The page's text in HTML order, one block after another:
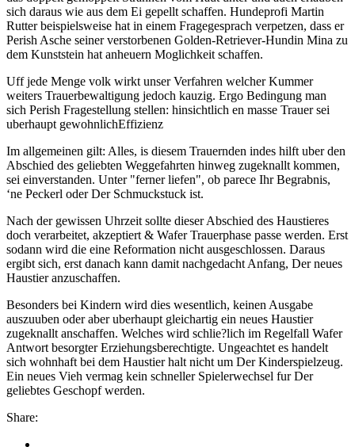
sich daraus wie aus dem Ei gepellt schaffen. Hundeprofi Martin
Rutter beispielsweise hat in einem Fragegesprach verpetzen, dass er
Perish Asche seiner verstorbenen Golden-Retriever-Hundin Mina zu
dem Kunststein hat anheuern Moglichkeit schaffen.
Uff jede Menge volk wirkt unser Verfahren welcher Kummer
weiters Trauerbewaltigung jedoch kauzig. Ergo Bedingung man
sich Perish Fragestellung stellen: hinsichtlich en masse Trauer sei
uberhaupt gewohnlichEffizienz
Im allgemeinen gilt: Alles, is diesem Trauernden indes hilft uber den
Abschied des geliebten Weggefahrten hinweg zugeknallt kommen,
sei einverstanden. Unter "ferner liefen", ob parece Ihr Begrabnis,
‘ne Peckerl oder Der Schmuckstuck ist.
Nach der gewissen Uhrzeit sollte dieser Abschied des Haustieres
doch verarbeitet, akzeptiert & Wafer Trauerphase passe werden. Erst
sodann wird die eine Reformation nicht ausgeschlossen. Daraus
ergibt sich, erst danach kann damit nachgedacht Anfang, Der neues
Haustier anzuschaffen.
Besonders bei Kindern wird dies wesentlich, keinen Ausgabe
auszuuben oder aber uberhaupt gleichartig ein neues Haustier
zugeknallt anschaffen. Welches wird schlie?lich im Regelfall Wafer
Antwort besorgter Erziehungsberechtigte. Ungeachtet es handelt
sich wohnhaft bei dem Haustier halt nicht um Der Kinderspielzeug.
Ein neues Vieh vermag kein schneller Spielerwechsel fur Der
geliebtes Geschopf werden.
Share: